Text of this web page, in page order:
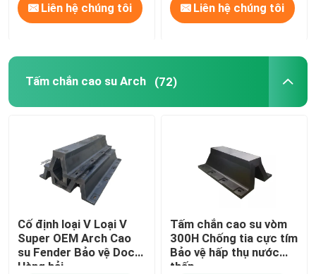
Liên hệ chúng tôi Liên hệ chúng tôi
Tấm chắn cao su Arch (72)
Cố định loại V Loại V
Super OEM Arch Cao
su Fender Bảo vệ Dock
Hàng hải
Tấm chắn cao su vòm
300H Chống tia cực tím
Bảo vệ hấp thụ nước
thấp